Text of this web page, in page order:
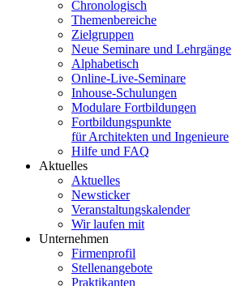
Chronologisch
Themenbereiche
Zielgruppen
Neue Seminare und Lehrgänge
Alphabetisch
Online-Live-Seminare
Inhouse-Schulungen
Modulare Fortbildungen
Fortbildungspunkte
für Architekten und Ingenieure
Hilfe und FAQ
Aktuelles
Aktuelles
Newsticker
Veranstaltungskalender
Wir laufen mit
Unternehmen
Firmenprofil
Stellenangebote
Praktikanten